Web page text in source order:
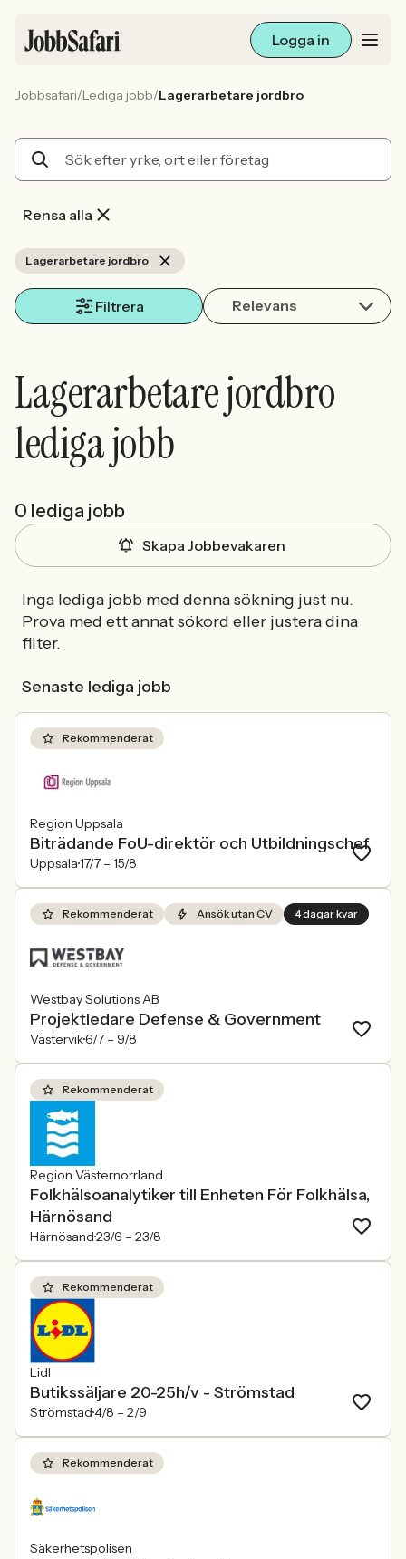
Logga in
Arbetsliv och karriär
Sök med AI
Jobbsafari/Lediga jobb/Lagerarbetare jordbro
Rensa alla
Lagerarbetare jordbro
Filtrera Relevans
Lagerarbetare jordbro
lediga jobb
0 lediga jobb
Skapa Jobbevakaren
Inga lediga jobb med denna sökning just nu.
Prova med ett annat sökord eller justera dina
filter.
Senaste lediga jobb
Rekommenderat
Region Uppsala
Biträdande FoU-direktör och Utbildningschef
Uppsala17/7 – 15/8
Rekommenderat Ansök utan CV 4 dagar kvar
Westbay Solutions AB
Projektledare Defense & Government
Västervik6/7 – 9/8
Rekommenderat
Region Västernorrland
Folkhälsoanalytiker till Enheten För Folkhälsa,
Härnösand
Härnösand23/6 – 23/8
Rekommenderat
Lidl
Butikssäljare 20-25h/v - Strömstad
Strömstad4/8 – 2/9
Rekommenderat
Säkerhetspolisen